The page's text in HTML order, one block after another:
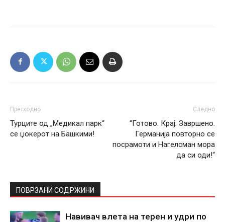
Претходно
Турците од „Медикал парк“
се џокерот на Башкими!
Следно
“Готово. Крај. Завршено.
Германија повторно се
посрамоти и Нагелсман мора
да си оди!“
ПОВРЗАНИ СОДРЖИНИ
Навивач влета на терен и удри по